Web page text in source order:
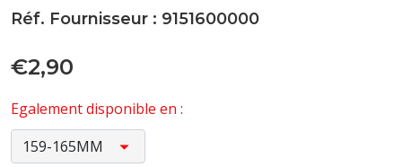
Réf. Fournisseur : 9151600000
€2,90
Egalement disponible en :